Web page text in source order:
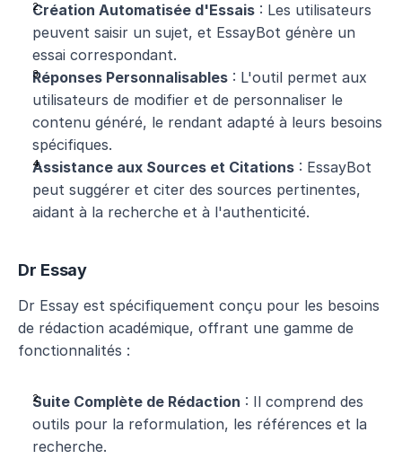
Création Automatisée d'Essais : Les utilisateurs
peuvent saisir un sujet, et EssayBot génère un
essai correspondant.
Réponses Personnalisables : L'outil permet aux
utilisateurs de modifier et de personnaliser le
contenu généré, le rendant adapté à leurs besoins
spécifiques.
Assistance aux Sources et Citations : EssayBot
peut suggérer et citer des sources pertinentes,
aidant à la recherche et à l'authenticité.
Dr Essay
Dr Essay est spécifiquement conçu pour les besoins
de rédaction académique, offrant une gamme de
fonctionnalités :
Suite Complète de Rédaction : Il comprend des
outils pour la reformulation, les références et la
recherche.